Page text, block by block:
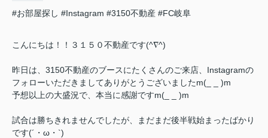
#お部屋探し #Instagram #3150不動産 #FC岐阜
こんにちは！！３１５０不動産です(^∇^)
昨日は、3150不動産のブースにたくさんのご来店、Instagramの
フォローいただきましてありがとうございましたm(_ _ )m
予想以上の大盛況で、本当に感謝ですm(_ _ )m
試合は勝ちきれませんでしたが、まだまだ後半戦始まったばかり
です(´・ω・`)